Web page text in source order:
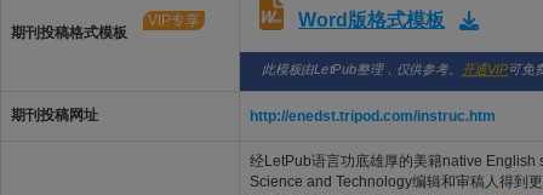
期刊投稿格式模板
VIP专享 Word版格式模板
此模板由LetPub整理，仅供参考。 开通VIP可免
期刊投稿网址 http://enedst.tripod.com/instruc.htm
经LetPub语言功底雄厚的美籍native
Science and Technology编辑和审稿人得到